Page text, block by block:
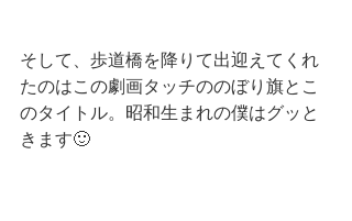
そして、歩道橋を降りて出迎えてくれ
たのはこの劇画タッチののぼり旗とこ
のタイトル。昭和生まれの僕はグッと
きます🙂